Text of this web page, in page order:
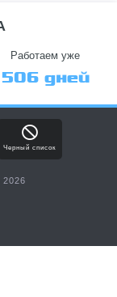
Работаем уже
506 дней
Черный список
2026